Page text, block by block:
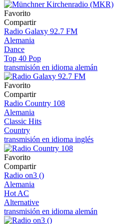
Favorito
Compartir
Radio Galaxy 92.7 FM
Alemania
Dance
Top 40 Pop
transmisión en idioma alemán
Favorito
Compartir
Radio Country 108
Alemania
Classic Hits
Country
transmisión en idioma inglés
Favorito
Compartir
Radio on3 ()
Alemania
Hot AC
Alternative
transmisión en idioma alemán